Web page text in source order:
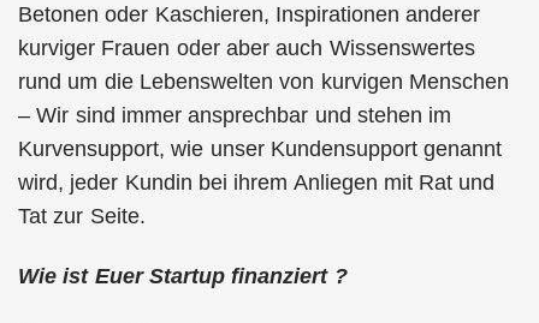
Betonen oder Kaschieren, Inspirationen anderer
kurviger Frauen oder aber auch Wissenswertes
rund um die Lebenswelten von kurvigen Menschen
– Wir sind immer ansprechbar und stehen im
Kurvensupport, wie unser Kundensupport genannt
wird, jeder Kundin bei ihrem Anliegen mit Rat und
Tat zur Seite.
Wie ist Euer Startup finanziert ?